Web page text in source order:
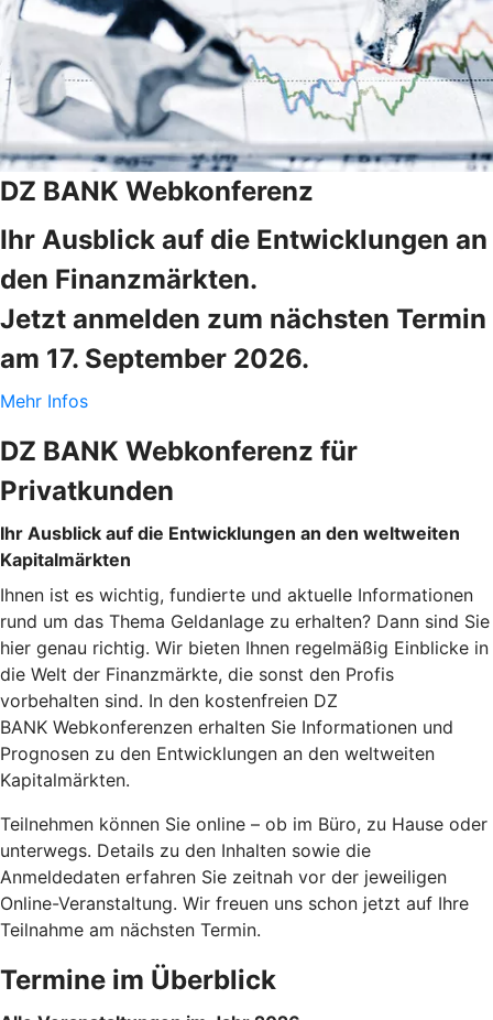
DZ BANK Webkonferenz
Ihr Ausblick auf die Entwicklungen an
den Finanzmärkten.
Jetzt anmelden zum nächsten Termin
am 17. September 2026.
Mehr Infos
DZ BANK Webkonferenz für
Privatkunden
Ihr Ausblick auf die Entwicklungen an den weltweiten
Kapitalmärkten
Ihnen ist es wichtig, fundierte und aktuelle Informationen
rund um das Thema Geldanlage zu erhalten? Dann sind Sie
hier genau richtig. Wir bieten Ihnen regelmäßig Einblicke in
die Welt der Finanzmärkte, die sonst den Profis
vorbehalten sind. In den kostenfreien DZ
BANK Webkonferenzen erhalten Sie Informationen und
Prognosen zu den Entwicklungen an den weltweiten
Kapitalmärkten.
Teilnehmen können Sie online – ob im Büro, zu Hause oder
unterwegs. Details zu den Inhalten sowie die
Anmeldedaten erfahren Sie zeitnah vor der jeweiligen
Online-Veranstaltung. Wir freuen uns schon jetzt auf Ihre
Teilnahme am nächsten Termin.
Termine im Überblick